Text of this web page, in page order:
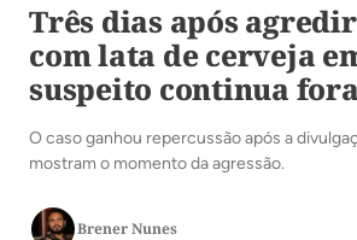
Três dias após
com lata de cerveja
suspeito continua
O caso ganhou repercussão após a
mostram o momento da agressão.
Brener Nunes